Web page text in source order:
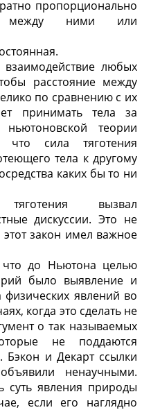
пропорционально
между ними или
любых
расстояние между
по сравнению с их
принимать тела за
теории
что сила тяготения
тела к другому
каких бы то ни
вызвал
дискуссии. Это не
закон имел важное
что до Ньютона целью
было выявление и
физических явлений во
когда это сделать не
о так называемых
не поддаются
Бэкон и Декарт ссылки
ненаучными.
суть явления природы
если его наглядно